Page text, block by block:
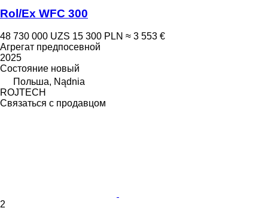
Rol/Ex WFC 300
48 730 000 UZS 15 300 PLN ≈ 3 553 €
Агрегат предпосевной
2025
Состояние новый
Польша, Nądnia
ROJTECH
Связаться с продавцом
2